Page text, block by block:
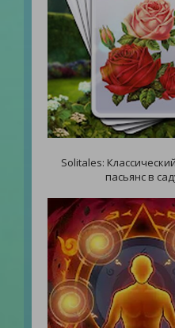
Solitales:
пасьянс в